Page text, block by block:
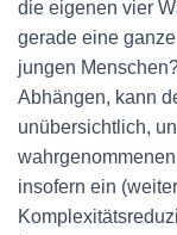
die eigenen vier
gerade eine
jungen
Abhängen, kann
unübersichtlich,
insofern ein